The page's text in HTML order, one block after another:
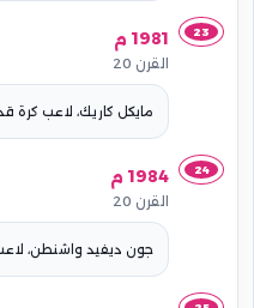
23 1981 م
القرن 20
مايكل كاريك، لاعب كرة
24 1984 م
القرن 20
جون ديفيد واشنطن،